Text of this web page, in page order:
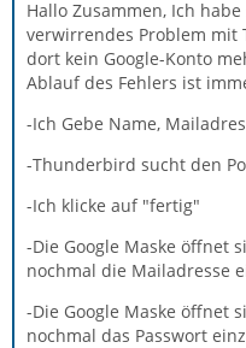
Hallo Zusammen, Ich
verwirrendes Problem mit
dort kein Google-Konto
Ablauf des Fehlers ist
-Ich Gebe Name,
-Thunderbird sucht den
-Ich klicke auf "fertig"
-Die Google Maske öffnet
nochmal die Mailadresse
-Die Google Maske öffnet
nochmal das Passwort